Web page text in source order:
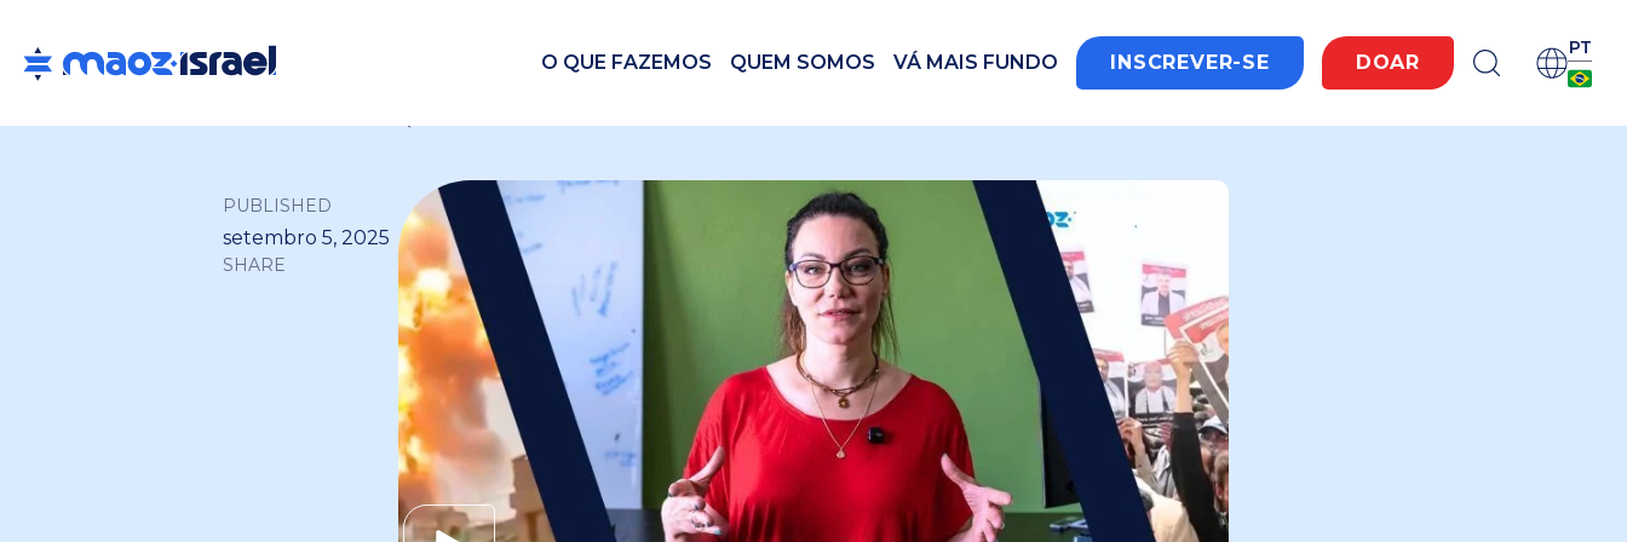
O QUE FAZEMOS QUEM SOMOS VÁ MAIS FUNDO INSCREVER-SE DOAR
PT
PUBLISHED
setembro 5, 2025
SHARE